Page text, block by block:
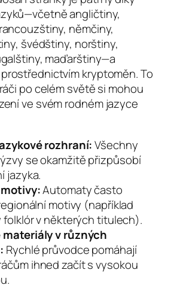
angličtiny,
němčiny,
švédštiny, norštiny,
maďarštiny—a
kryptoměn. To
po celém světě si mohou
ve svém rodném jazyce
rozhraní:Všechny
se okamžitě přizpůsobí
jazyka.
Automaty často
motivy (například
folklór v některých titulech).
materiály v různých
Rychlé průvodce pomáhají
ihned začít s vysokou